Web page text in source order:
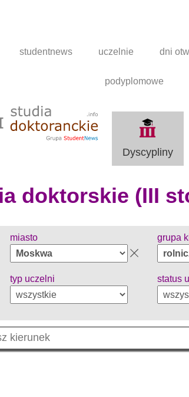
studentnews uczelnie dni
podyplomowe
Dyscypliny
doktorskie (III
miasto grupa
typ uczelni status